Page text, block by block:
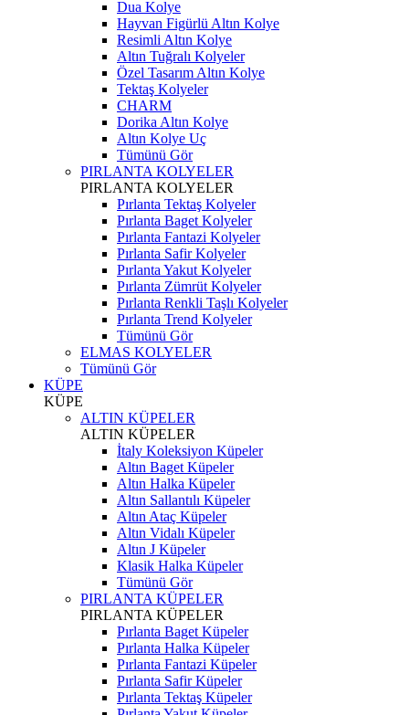
Dua Kolye
Hayvan Figürlü Altın Kolye
Resimli Altın Kolye
Altın Tuğralı Kolyeler
Özel Tasarım Altın Kolye
Tektaş Kolyeler
CHARM
Dorika Altın Kolye
Altın Kolye Uç
Tümünü Gör
PIRLANTA KOLYELER
PIRLANTA KOLYELER
Pırlanta Tektaş Kolyeler
Pırlanta Baget Kolyeler
Pırlanta Fantazi Kolyeler
Pırlanta Safir Kolyeler
Pırlanta Yakut Kolyeler
Pırlanta Zümrüt Kolyeler
Pırlanta Renkli Taşlı Kolyeler
Pırlanta Trend Kolyeler
Tümünü Gör
ELMAS KOLYELER
Tümünü Gör
KÜPE
KÜPE
ALTIN KÜPELER
ALTIN KÜPELER
İtaly Koleksiyon Küpeler
Altın Baget Küpeler
Altın Halka Küpeler
Altın Sallantılı Küpeler
Altın Ataç Küpeler
Altın Vidalı Küpeler
Altın J Küpeler
Klasik Halka Küpeler
Tümünü Gör
PIRLANTA KÜPELER
PIRLANTA KÜPELER
Pırlanta Baget Küpeler
Pırlanta Halka Küpeler
Pırlanta Fantazi Küpeler
Pırlanta Safir Küpeler
Pırlanta Tektaş Küpeler